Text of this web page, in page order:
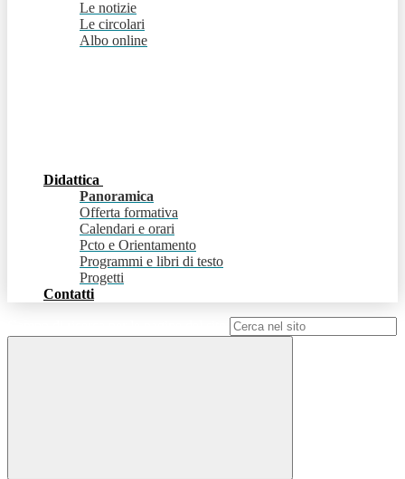
Le notizie
Le circolari
Albo online
Didattica
Panoramica
Offerta formativa
Calendari e orari
Pcto e Orientamento
Programmi e libri di testo
Progetti
Contatti